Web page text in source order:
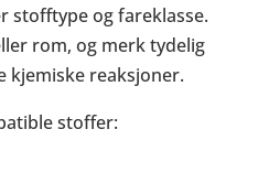
stofftype og fareklasse.
rom, og merk tydelig
reaksjoner.
stoffer: